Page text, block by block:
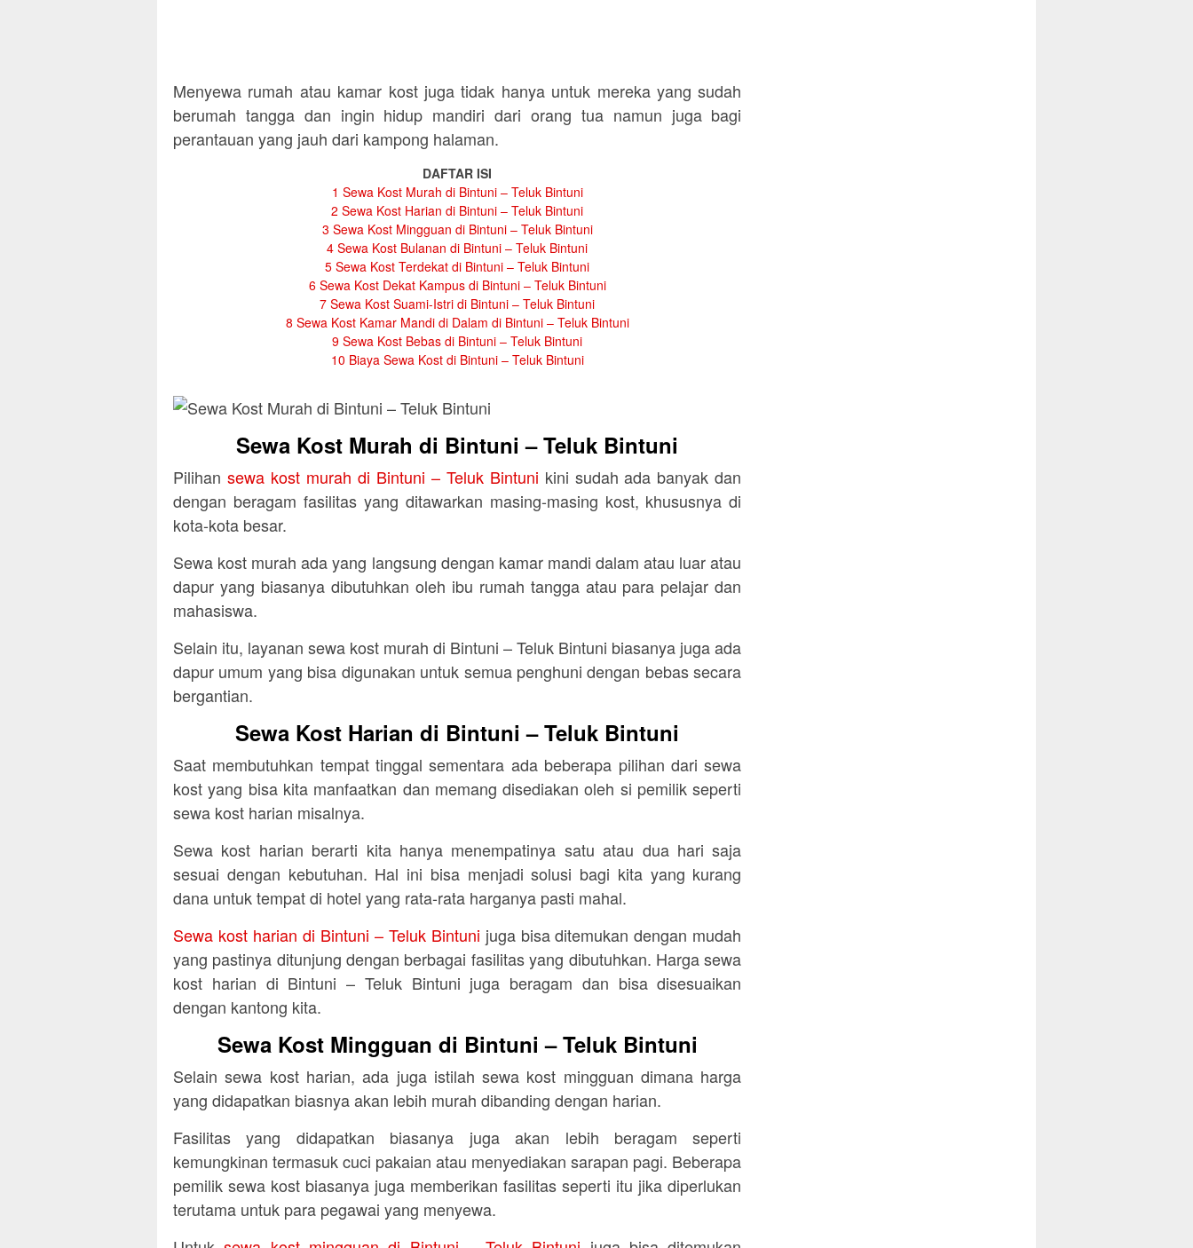
Menyewa rumah atau kamar kost juga tidak hanya untuk mereka yang sudah
berumah tangga dan ingin hidup mandiri dari orang tua namun juga bagi
perantauan yang jauh dari kampong halaman.
DAFTAR ISI
1 Sewa Kost Murah di Bintuni – Teluk Bintuni
2 Sewa Kost Harian di Bintuni – Teluk Bintuni
3 Sewa Kost Mingguan di Bintuni – Teluk Bintuni
4 Sewa Kost Bulanan di Bintuni – Teluk Bintuni
5 Sewa Kost Terdekat di Bintuni – Teluk Bintuni
6 Sewa Kost Dekat Kampus di Bintuni – Teluk Bintuni
7 Sewa Kost Suami-Istri di Bintuni – Teluk Bintuni
8 Sewa Kost Kamar Mandi di Dalam di Bintuni – Teluk Bintuni
9 Sewa Kost Bebas di Bintuni – Teluk Bintuni
10 Biaya Sewa Kost di Bintuni – Teluk Bintuni
Sewa Kost Murah di Bintuni – Teluk Bintuni
Pilihan sewa kost murah di Bintuni – Teluk Bintuni kini sudah ada banyak dan
dengan beragam fasilitas yang ditawarkan masing-masing kost, khususnya di
kota-kota besar.
Sewa kost murah ada yang langsung dengan kamar mandi dalam atau luar atau
dapur yang biasanya dibutuhkan oleh ibu rumah tangga atau para pelajar dan
mahasiswa.
Selain itu, layanan sewa kost murah di Bintuni – Teluk Bintuni biasanya juga ada
dapur umum yang bisa digunakan untuk semua penghuni dengan bebas secara
bergantian.
Sewa Kost Harian di Bintuni – Teluk Bintuni
Saat membutuhkan tempat tinggal sementara ada beberapa pilihan dari sewa
kost yang bisa kita manfaatkan dan memang disediakan oleh si pemilik seperti
sewa kost harian misalnya.
Sewa kost harian berarti kita hanya menempatinya satu atau dua hari saja
sesuai dengan kebutuhan. Hal ini bisa menjadi solusi bagi kita yang kurang
dana untuk tempat di hotel yang rata-rata harganya pasti mahal.
Sewa kost harian di Bintuni – Teluk Bintuni juga bisa ditemukan dengan mudah
yang pastinya ditunjung dengan berbagai fasilitas yang dibutuhkan. Harga sewa
kost harian di Bintuni – Teluk Bintuni juga beragam dan bisa disesuaikan
dengan kantong kita.
Sewa Kost Mingguan di Bintuni – Teluk Bintuni
Selain sewa kost harian, ada juga istilah sewa kost mingguan dimana harga
yang didapatkan biasnya akan lebih murah dibanding dengan harian.
Fasilitas yang didapatkan biasanya juga akan lebih beragam seperti
kemungkinan termasuk cuci pakaian atau menyediakan sarapan pagi. Beberapa
pemilik sewa kost biasanya juga memberikan fasilitas seperti itu jika diperlukan
terutama untuk para pegawai yang menyewa.